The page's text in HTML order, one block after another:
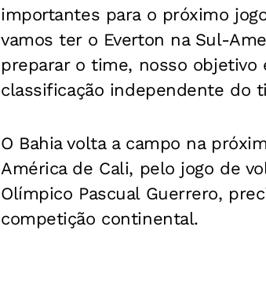
importantes para o próximo
vamos ter o Everton na Sul-
preparar o time, nosso objetivo
classificação independente do
O Bahia volta a campo na
América de Cali, pelo jogo de
Olímpico Pascual Guerrero,
competição continental.